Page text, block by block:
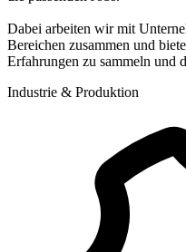
Dabei arbeiten wir mit
Bereichen zusammen und
Erfahrungen zu sammeln und
Industrie & Produktion